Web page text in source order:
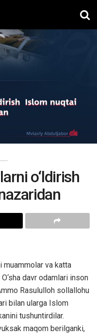
o‘ldirish
muammolar va katta
davr odamlari inson
Rasululloh sollallohu
bilan ularga Islom
tushuntirdilar.
maqom berilganki,